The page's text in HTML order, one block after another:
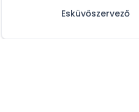
Esküvőszervező